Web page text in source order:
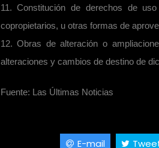
11. Constitución de derechos de
copropietarios, u otras formas de
12. Obras de alteración o
alteraciones y cambios de destino de
Fuente: Las Últimas Noticias
E-mail